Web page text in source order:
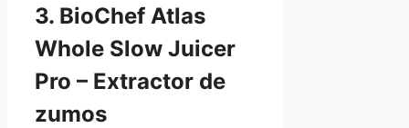
3. BioChef Atlas
Whole Slow Juicer
Pro – Extractor de
zumos